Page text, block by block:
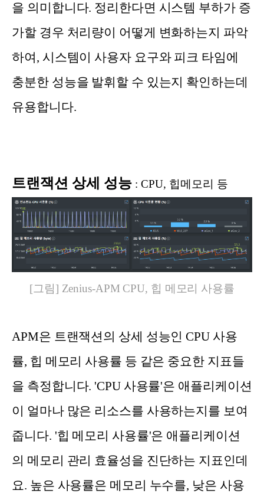
을 의미합니다. 정리한다면 시스템 부하가 증
가할 경우 처리량이 어떻게 변화하는지 파악
하여, 시스템이 사용자 요구와 피크 타임에
충분한 성능을 발휘할 수 있는지 확인하는데
유용합니다.
트랜잭션 상세 성능 : CPU, 힙메모리 등
[그림] Zenius-APM CPU, 힙 메모리 사용률
APM은 트랜잭션의 상세 성능인 CPU 사용
률, 힙 메모리 사용률 등 같은 중요한 지표들
을 측정합니다. 'CPU 사용률'은 애플리케이션
이 얼마나 많은 리소스를 사용하는지를 보여
줍니다. '힙 메모리 사용률'은 애플리케이션
의 메모리 관리 효율성을 진단하는 지표인데
요. 높은 사용률은 메모리 누수를, 낮은 사용